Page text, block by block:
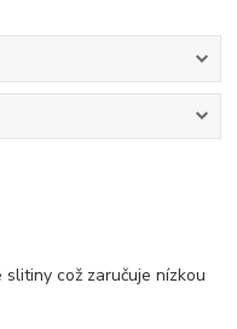
což zaručuje nízkou